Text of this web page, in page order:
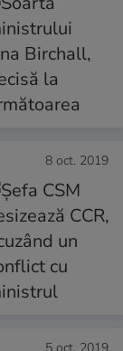
8 oct. 2019